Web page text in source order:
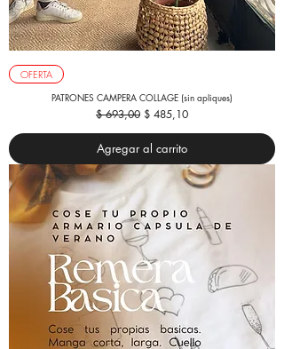
OFERTA
PATRONES CAMPERA COLLAGE (sin apliques)
Precio
$ 693,00 Precio de oferta
$ 485,10
Agregar al carrito